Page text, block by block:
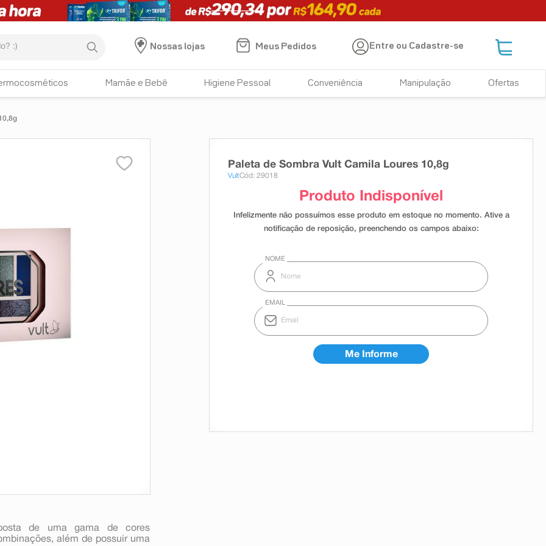
Nossas lojas
Meus Pedidos Entre ou Cadastre-se
Mamãe e Bebê Higiene Pessoal Conveniência Manipulação Ofertas
de uma gama de cores
além de possuir uma
Paleta de Sombra Vult Camila Loures 10,8g
VultCód: 29018